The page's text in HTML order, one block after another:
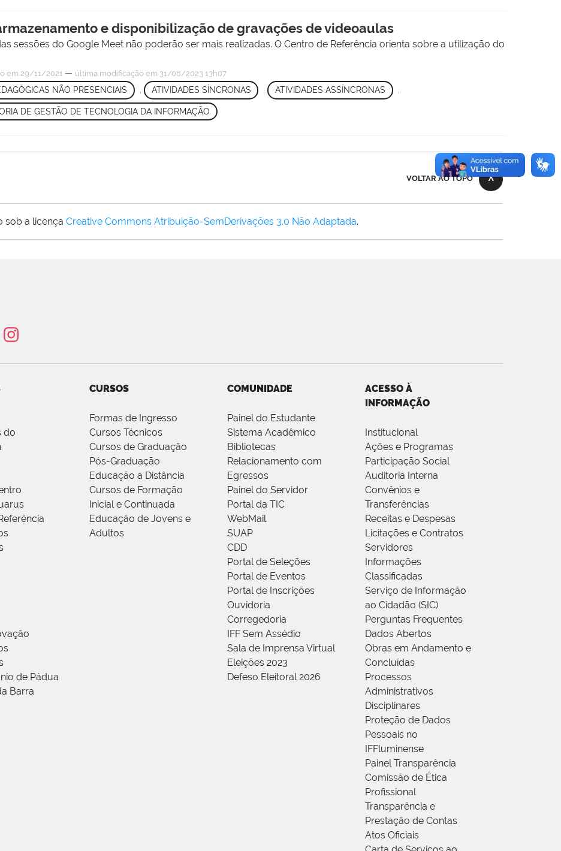
e disponibilização de gravações de videoaulas
sessões do Google Meet não poderão ser mais realizadas. O Centro de Referência orienta sobre a utilização do
em 29/11/2021 — última modificação em 31/08/2023 13h07
NÃO PRESENCIAIS , ATIVIDADES SÍNCRONAS , ATIVIDADES ASSÍNCRONAS ,
DE GESTÃO DE TECNOLOGIA DA INFORMAÇÃO
VOLTAR AO TOPO
sob a licença Creative Commons Atribuição-SemDerivações 3.0 Não Adaptada.
do
de Pádua
Barra
CURSOS
Formas de Ingresso
Cursos Técnicos
Cursos de Graduação
Pós-Graduação
Educação a Distância
Cursos de Formação
Inicial e Continuada
Educação de Jovens e
Adultos
COMUNIDADE
Painel do Estudante
Sistema Acadêmico
Bibliotecas
Relacionamento com
Egressos
Painel do Servidor
Portal da TIC
WebMail
SUAP
CDD
Portal de Seleções
Portal de Eventos
Portal de Inscrições
Ouvidoria
Corregedoria
IFF Sem Assédio
Sala de Imprensa Virtual
Eleições 2023
Defeso Eleitoral 2026
ACESSO À
INFORMAÇÃO
Institucional
Ações e Programas
Participação Social
Auditoria Interna
Convênios e
Transferências
Receitas e Despesas
Licitações e Contratos
Servidores
Informações
Classificadas
Serviço de Informação
ao Cidadão (SIC)
Perguntas Frequentes
Dados Abertos
Obras em Andamento e
Concluídas
Processos
Administrativos
Disciplinares
Proteção de Dados
Pessoais no
IFFluminense
Painel Transparência
Comissão de Ética
Profissional
Transparência e
Prestação de Contas
Atos Oficiais